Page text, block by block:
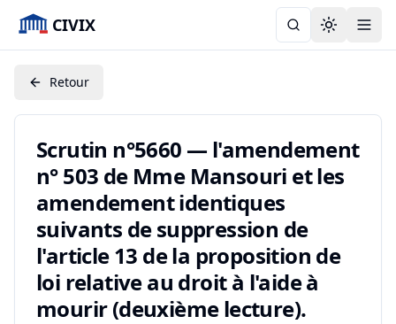
CIVIX Toggle
Retour
Scrutin n°5660 — l'amendement
n° 503 de Mme Mansouri et les
amendement identiques
suivants de suppression de
l'article 13 de la proposition de
loi relative au droit à l'aide à
mourir (deuxième lecture).